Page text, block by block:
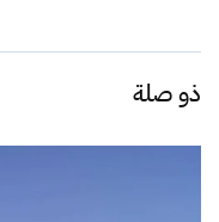
ذو صلة